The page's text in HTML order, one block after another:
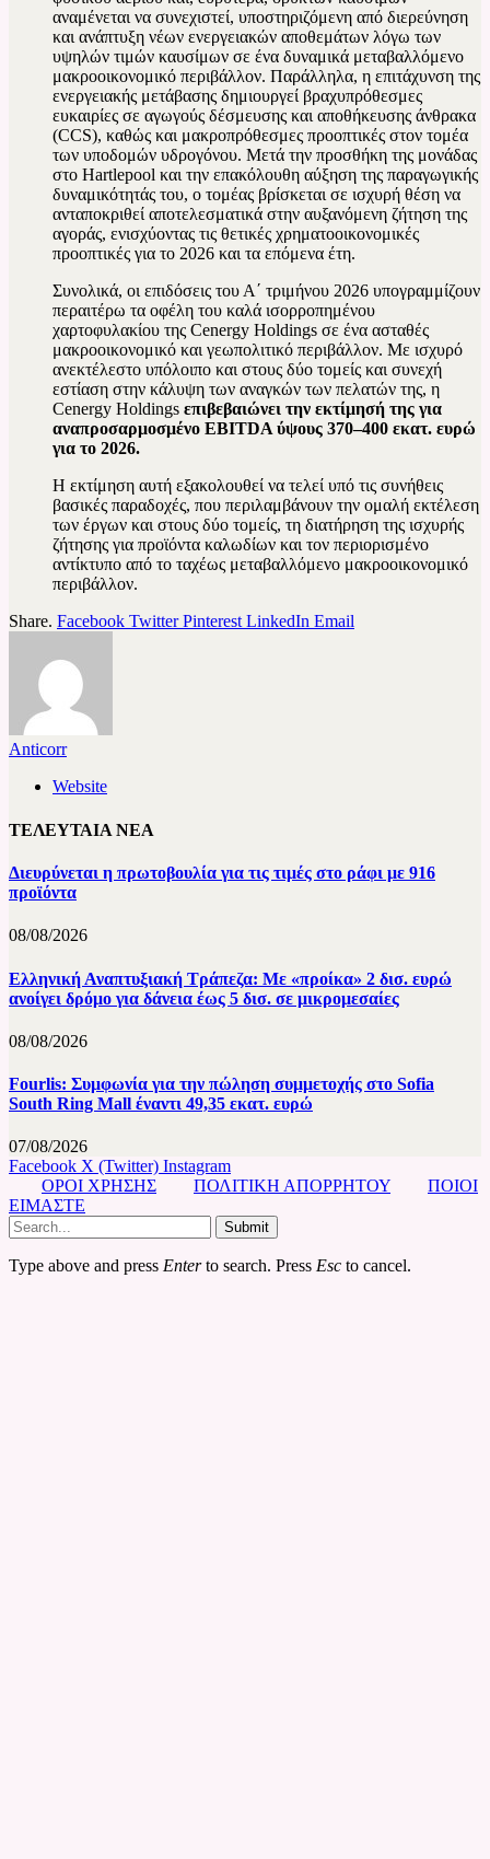
αναμένεται να συνεχιστεί, υποστηριζόμενη από διερεύνηση
και ανάπτυξη νέων ενεργειακών αποθεμάτων λόγω των
υψηλών τιμών καυσίμων σε ένα δυναμικά μεταβαλλόμενο
μακροοικονομικό περιβάλλον. Παράλληλα, η επιτάχυνση της
ενεργειακής μετάβασης δημιουργεί βραχυπρόθεσμες
ευκαιρίες σε αγωγούς δέσμευσης και αποθήκευσης άνθρακα
(CCS), καθώς και μακροπρόθεσμες προοπτικές στον τομέα
των υποδομών υδρογόνου. Μετά την προσθήκη της μονάδας
στο Hartlepool και την επακόλουθη αύξηση της παραγωγικής
δυναμικότητάς του, ο τομέας βρίσκεται σε ισχυρή θέση να
ανταποκριθεί αποτελεσματικά στην αυξανόμενη ζήτηση της
αγοράς, ενισχύοντας τις θετικές χρηματοοικονομικές
προοπτικές για το 2026 και τα επόμενα έτη.
Συνολικά, οι επιδόσεις του Α΄ τριμήνου 2026 υπογραμμίζουν
περαιτέρω τα οφέλη του καλά ισορροπημένου
χαρτοφυλακίου της Cenergy Holdings σε ένα ασταθές
μακροοικονομικό και γεωπολιτικό περιβάλλον. Με ισχυρό
ανεκτέλεστο υπόλοιπο και στους δύο τομείς και συνεχή
εστίαση στην κάλυψη των αναγκών των πελατών της, η
Cenergy Holdings επιβεβαιώνει την εκτίμησή της για
αναπροσαρμοσμένο EBITDA ύψους 370–400 εκατ. ευρώ
για το 2026.
Η εκτίμηση αυτή εξακολουθεί να τελεί υπό τις συνήθεις
βασικές παραδοχές, που περιλαμβάνουν την ομαλή εκτέλεση
των έργων και στους δύο τομείς, τη διατήρηση της ισχυρής
ζήτησης για προϊόντα καλωδίων και τον περιορισμένο
αντίκτυπο από το ταχέως μεταβαλλόμενο μακροοικονομικό
περιβάλλον.
Share. Facebook Twitter Pinterest LinkedIn Email
Anticorr
Website
ΤΕΛΕΥΤΑΙΑ ΝΕΑ
Διευρύνεται η πρωτοβουλία για τις τιμές στο ράφι με 916
προϊόντα
08/08/2026
Ελληνική Αναπτυξιακή Τράπεζα: Με «προίκα» 2 δισ. ευρώ
ανοίγει δρόμο για δάνεια έως 5 δισ. σε μικρομεσαίες
08/08/2026
Fourlis: Συμφωνία για την πώληση συμμετοχής στο Sofia
South Ring Mall έναντι 49,35 εκατ. ευρώ
07/08/2026
Facebook X (Twitter) Instagram
ΟΡΟΙ ΧΡΗΣΗΣ
ΠΟΛΙΤΙΚΗ ΑΠΟΡΡΗΤΟΥ
ΠΟΙΟΙ
ΕΙΜΑΣΤΕ
Submit
Type above and press Enterto search. Press Esc to cancel.